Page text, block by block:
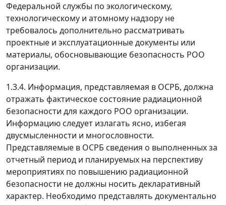
Федеральной службы по экологическому,
технологическому и атомному надзору не
требовалось дополнительно рассматривать
проектные и эксплуатационные документы или
материалы, обосновывающие безопасность РОО
организации.
1.3.4. Информация, представляемая в ОСРБ, должна
отражать фактическое состояние радиационной
безопасности для каждого РОО организации.
Информацию следует излагать ясно, избегая
двусмысленности и многословности.
Представляемые в ОСРБ сведения о выполненных за
отчетный период и планируемых на перспективу
мероприятиях по повышению радиационной
безопасности не должны носить декларативный
характер. Необходимо представлять документально